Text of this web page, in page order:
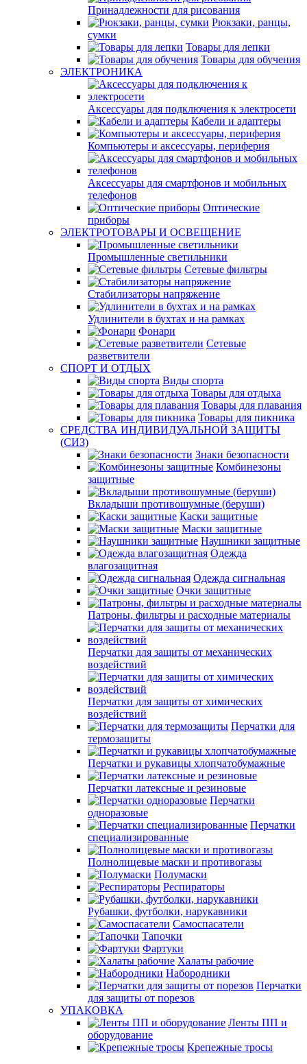
Принадлежности для рисования
Рюкзаки, ранцы,
сумки
Товары для лепки
Товары для обучения
ЭЛЕКТРОНИКА
Аксессуары для подключения к электросети
Кабели и адаптеры
Компьютеры и аксессуары, периферия
Аксессуары для смартфонов и мобильных
телефонов
Оптические
приборы
ЭЛЕКТРОТОВАРЫ И ОСВЕЩЕНИЕ
Промышленные светильники
Сетевые фильтры
Стабилизаторы напряжение
Удлинители в бухтах и на рамках
Фонари
Сетевые
разветвители
СПОРТ И ОТДЫХ
Виды спорта
Товары для отдыха
Товары для плавания
Товары для пикника
СРЕДСТВА ИНДИВИДУАЛЬНОЙ ЗАЩИТЫ
(СИЗ)
Знаки безопасности
Комбинезоны
защитные
Вкладыши противошумные (беруши)
Каски защитные
Маски защитные
Наушники защитные
Одежда
влагозащитная
Одежда сигнальная
Очки защитные
Патроны, фильтры и расходные материалы
Перчатки для защиты от механических
воздействий
Перчатки для защиты от химических
воздействий
Перчатки для
термозащиты
Перчатки и рукавицы хлопчатобумажные
Перчатки латексные и резиновые
Перчатки
одноразовые
Перчатки
специализированные
Полнолицевые маски и противогазы
Полумаски
Респираторы
Рубашки, футболки, нарукавники
Самоспасатели
Тапочки
Фартуки
Халаты рабочие
Набородники
Перчатки
для защиты от порезов
УПАКОВКА
Ленты ПП и
оборудование
Крепежные тросы